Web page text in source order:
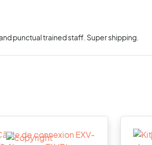
punctual trained staff. Super shipping.